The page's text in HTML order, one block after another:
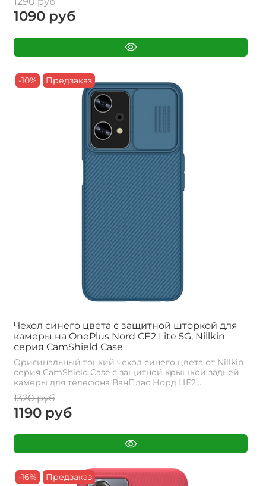
1090 руб
-10% Предзаказ
Чехол синего цвета с защитной шторкой для
камеры на OnePlus Nord CE2 Lite 5G, Nillkin
серия CamShield Case
Оригинальный тонкий чехол синего цвета от Nillkin
серия CamShield Case с защитной крышкой задней
камеры для телефона ВанПлас Норд ЦЕ2...
1320 руб
1190 руб
-16% Предзаказ